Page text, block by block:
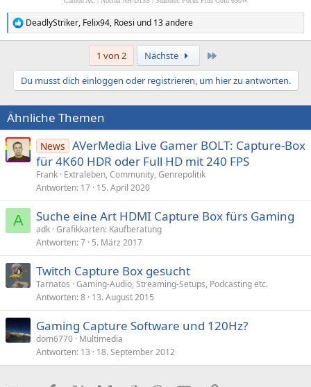
R
e
t
o
n
e
n
:
DeadlyStriker, Felix94, Roesi und 13 andere
1 von 2 Nächste
Du musst dich einloggen oder registrieren, um hier zu antworten.
Ähnliche Themen
News AVerMedia Live Gamer BOLT: Capture-Box
für 4K60 HDR oder Full HD mit 240 FPS
Frank Extraleben, Community, Genrepolitik
Antworten 17 15. April 2020
A Suche eine Art HDMI Capture Box fürs Gaming
adk Grafikkarten: Kaufberatung
Antworten 7 5. März 2017
Twitch Capture Box gesucht
Tarnatos Gaming-Audio, Streaming-Setups, Podcasting etc.
Antworten 8 13. August 2015
Gaming Capture Software und 120Hz?
dom6770 Multimedia
Antworten 13 18. September 2012